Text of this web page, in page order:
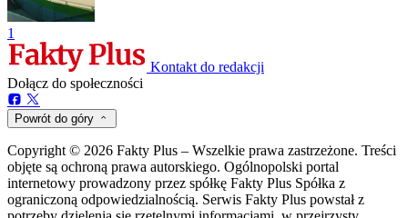
1
Kontakt do redakcji
Dołącz do społeczności
Powrót do góry
Copyright © 2026 Fakty Plus – Wszelkie prawa zastrzeżone. Treści
objęte są ochroną prawa autorskiego. Ogólnopolski portal
internetowy prowadzony przez spółkę Fakty Plus Spółka z
ograniczoną odpowiedzialnością. Serwis Fakty Plus powstał z